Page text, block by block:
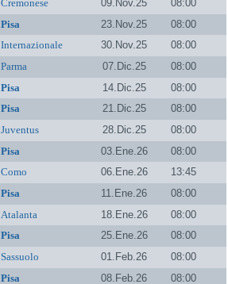
Cremonese 09.Nov.25
08:00
Pisa 23.Nov.25
08:00
Internazionale 30.Nov.25
08:00
Parma 07.Dic.25
08:00
Pisa 14.Dic.25
08:00
Pisa 21.Dic.25
08:00
Juventus 28.Dic.25
08:00
Pisa 03.Ene.26
08:00
Como 06.Ene.26
13:45
Pisa 11.Ene.26
08:00
Atalanta 18.Ene.26
08:00
Pisa 25.Ene.26
08:00
Sassuolo 01.Feb.26
08:00
Pisa 08.Feb.26
08:00